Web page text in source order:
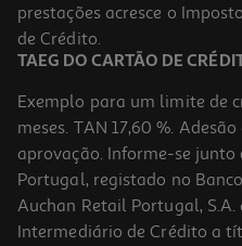
24,90 € PVP de editor
22,41 €
-10%
prestações acresce o
de Crédito.
TAEG DO CARTÃO DE
Exemplo para um limite de
meses. TAN 17,60 %.
aprovação. Informe-se junto
Portugal, registado no
Auchan Retail Portugal,
Intermediário de Crédito a